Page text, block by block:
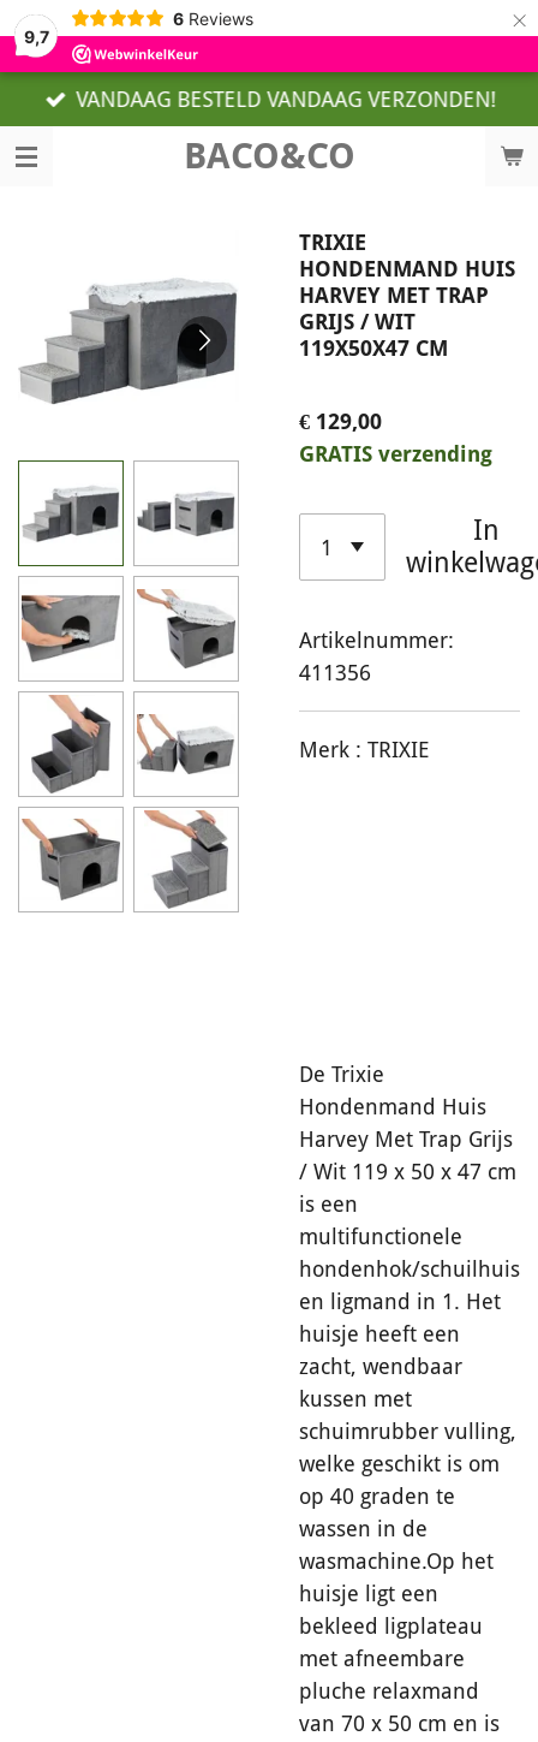
9,7
6 Reviews ×
BACO&CO
VANDAAG BESTELD VANDAAG VERZONDEN!
TRIXIE
HONDENMAND HUIS
HARVEY MET TRAP
GRIJS / WIT
119X50X47 CM
€ 129,00
GRATIS verzending
In
Artikelnummer:
411356
Merk : TRIXIE
De Trixie
Hondenmand Huis
Harvey Met Trap Grijs
/ Wit 119 x 50 x 47 cm
is een
multifunctionele
hondenhok/schuilhuis
en ligmand in 1. Het
huisje heeft een
zacht, wendbaar
kussen met
schuimrubber vulling,
welke geschikt is om
op 40 graden te
wassen in de
wasmachine.Op het
huisje ligt een
bekleed ligplateau
met afneembare
pluche relaxmand
van 70 x 50 cm en is